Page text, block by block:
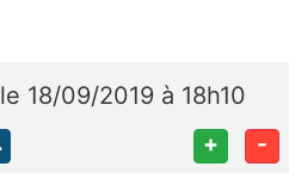
le 18/09/2019 à 18h10
+ -